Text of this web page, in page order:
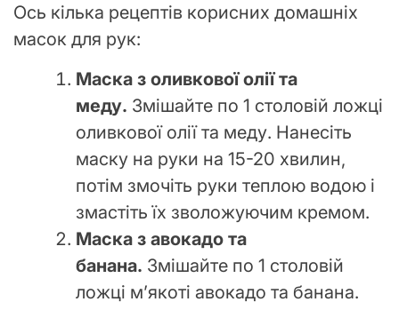
Ось кілька рецептів корисних домашніх
масок для рук:
Маска з оливкової олії та
меду. Змішайте по 1 столовій ложці
оливкової олії та меду. Нанесіть
маску на руки на 15-20 хвилин,
потім змочіть руки теплою водою і
змастіть їх зволожуючим кремом.
Маска з авокадо та
банана. Змішайте по 1 столовій
ложці м’якоті авокадо та банана.